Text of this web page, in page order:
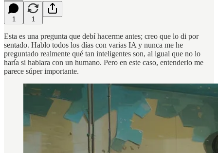
1 1
Esta es una pregunta que debí hacerme antes; creo que lo di por
sentado. Hablo todos los días con varias IA y nunca me he
preguntado realmente qué tan inteligentes son, al igual que no lo
haría si hablara con un humano. Pero en este caso, entenderlo me
parece súper importante.